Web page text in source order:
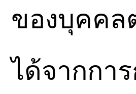
ของบุคคล
ได้จากกา